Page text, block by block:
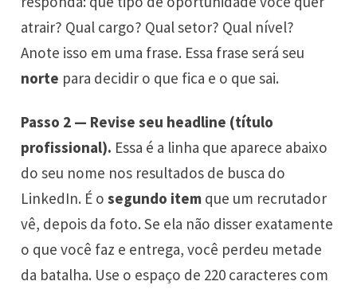
atrair? Qual cargo? Qual setor? Qual nível?
Anote isso em uma frase. Essa frase será seu
norte para decidir o que fica e o que sai.
Passo 2 — Revise seu headline (título
profissional). Essa é a linha que aparece abaixo
do seu nome nos resultados de busca do
LinkedIn. É osegundo item que um recrutador
vê, depois da foto. Se ela não disser exatamente
o que você faz e entrega, você perdeu metade
da batalha. Use o espaço de 220 caracteres com